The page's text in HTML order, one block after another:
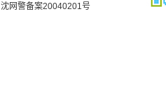
沈网警备案20040201号